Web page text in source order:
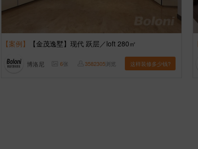
【案例】 【金茂逸墅】现代 跃层／loft 280㎡
博洛尼 6张 3582305浏览 这样装修多少钱?